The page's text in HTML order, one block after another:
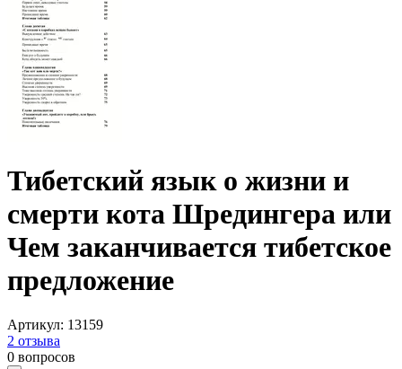
Тибетский язык о жизни и
смерти кота Шредингера или
Чем заканчивается тибетское
предложение
Артикул: 13159
2 отзыва
0 вопросов